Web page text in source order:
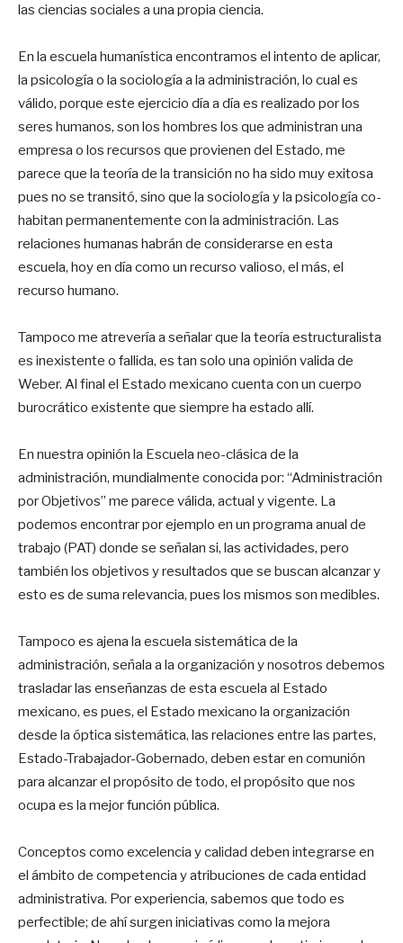
las ciencias sociales a una propia ciencia.
En la escuela humanística encontramos el intento de aplicar,
la psicología o la sociología a la administración, lo cual es
válido, porque este ejercicio día a día es realizado por los
seres humanos, son los hombres los que administran una
empresa o los recursos que provienen del Estado, me
parece que la teoría de la transición no ha sido muy exitosa
pues no se transitó, sino que la sociología y la psicología co-
habitan permanentemente con la administración. Las
relaciones humanas habrán de considerarse en esta
escuela, hoy en día como un recurso valioso, el más, el
recurso humano.
Tampoco me atrevería a señalar que la teoría estructuralista
es inexistente o fallida, es tan solo una opinión valida de
Weber. Al final el Estado mexicano cuenta con un cuerpo
burocrático existente que siempre ha estado allí.
En nuestra opinión la Escuela neo-clásica de la
administración, mundialmente conocida por: “Administración
por Objetivos” me parece válida, actual y vigente. La
podemos encontrar por ejemplo en un programa anual de
trabajo (PAT) donde se señalan si, las actividades, pero
también los objetivos y resultados que se buscan alcanzar y
esto es de suma relevancia, pues los mismos son medibles.
Tampoco es ajena la escuela sistemática de la
administración, señala a la organización y nosotros debemos
trasladar las enseñanzas de esta escuela al Estado
mexicano, es pues, el Estado mexicano la organización
desde la óptica sistemática, las relaciones entre las partes,
Estado-Trabajador-Gobernado, deben estar en comunión
para alcanzar el propósito de todo, el propósito que nos
ocupa es la mejor función pública.
Conceptos como excelencia y calidad deben integrarse en
el ámbito de competencia y atribuciones de cada entidad
administrativa. Por experiencia, sabemos que todo es
perfectible; de ahí surgen iniciativas como la mejora